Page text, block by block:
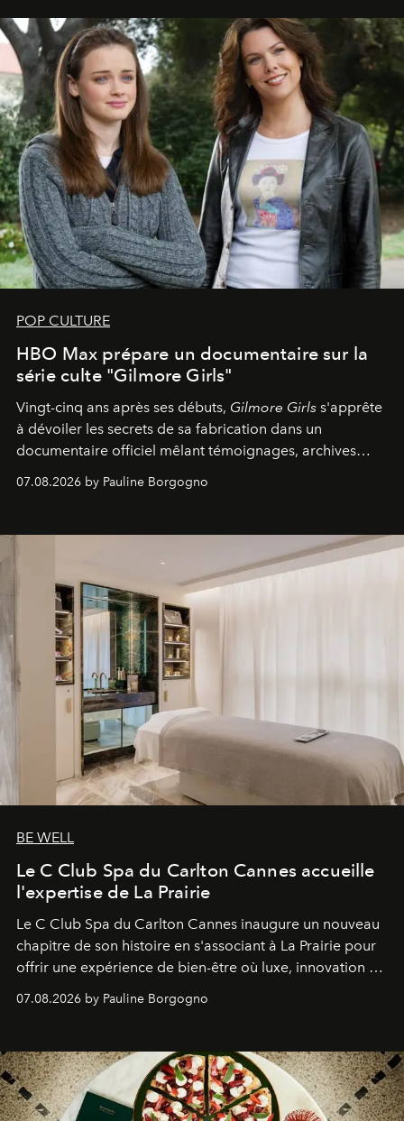
POP CULTURE
HBO Max prépare un documentaire sur la
série culte "Gilmore Girls"
Vingt-cinq ans après ses débuts, Gilmore Girls s'apprête
à dévoiler les secrets de sa fabrication dans un
documentaire officiel mêlant témoignages, archives
générationnel.
07.08.2026 by Pauline Borgogno
BE WELL
Le C Club Spa du Carlton Cannes accueille
l'expertise de La Prairie
Le C Club Spa du Carlton Cannes inaugure un nouveau
chapitre de son histoire en s'associant à La Prairie pour
offrir une expérience de bien-être où luxe, innovation et
07.08.2026 by Pauline Borgogno